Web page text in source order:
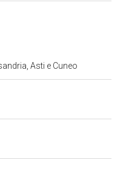
Asti e Cuneo